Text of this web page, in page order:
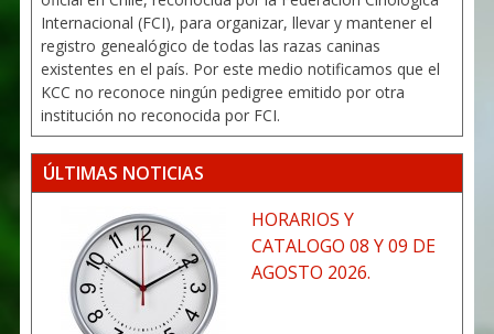
Internacional (FCI), para organizar, llevar y mantener el
registro genealógico de todas las razas caninas
existentes en el país. Por este medio notificamos que el
KCC no reconoce ningún pedigree emitido por otra
institución no reconocida por FCI.
ÚLTIMAS NOTICIAS
HORARIOS Y
CATALOGO 08 Y 09 DE
AGOSTO 2026.